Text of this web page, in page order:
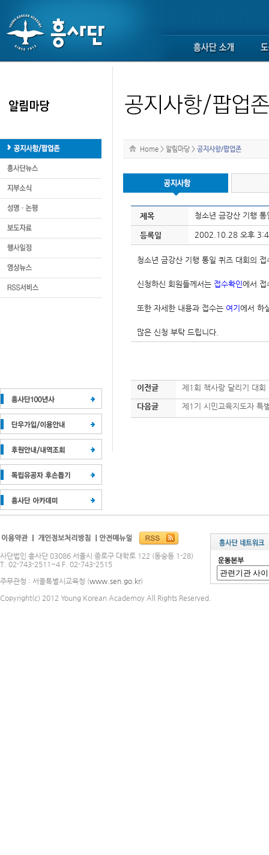
Home > 알림마당 > 공지사항/팝업존
제목 청소년 금강산 기행
등록일 2002.10.28 오후
청소년 금강산 기행 통일 퀴즈 대회의
신청하신 회원들께서는 접수확인에서 접
또한 자세한 내용과 접수는 여기 에서 하
많은 신청 부탁 드립니다.
이전글 제1회 책사랑 달리기 대회
다음글 제1기 시민교육지도자 특
사단법인 흥사단 03086 서울시 종로구 대학로 122 (동숭동 1-28)
T. 02-743-2511~4 F. 02-743-2515
주무관청 : 서울특별시교육청 (www.sen.go.kr)
Copyright(c) 2012 Young Korean Academoy All Rights Reserved.